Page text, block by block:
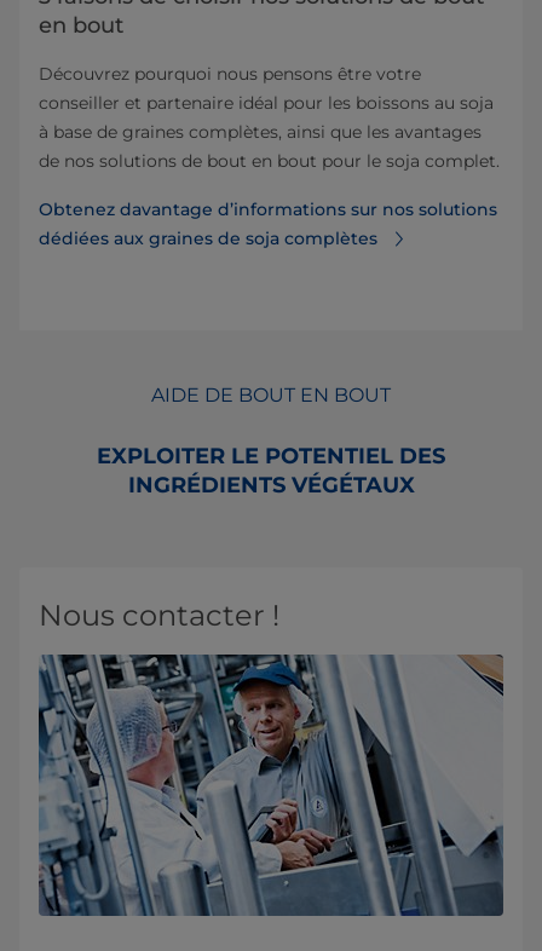
en bout
Découvrez pourquoi nous pensons être votre
conseiller et partenaire idéal pour les boissons au soja
à base de graines complètes, ainsi que les avantages
de nos solutions de bout en bout pour le soja complet.
Obtenez davantage d’informations sur nos solutions
dédiées aux graines de soja complètes
AIDE DE BOUT EN BOUT
EXPLOITER LE POTENTIEL DES
INGRÉDIENTS VÉGÉTAUX
Nous contacter !